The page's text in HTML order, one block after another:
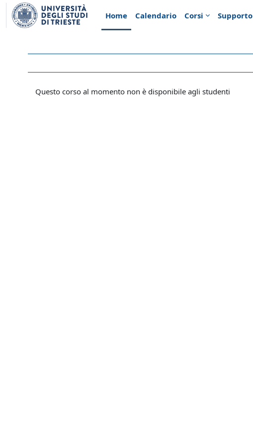
Vai al contenuto principale
Home
Calendario Corsi Supporto
Questo corso al momento non è disponibile agli studenti